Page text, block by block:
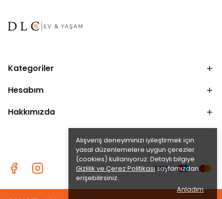
Alışveriş deneyiminizi iyileştirmek için
yasal düzenlemelere uygun çerezler
(cookies) kullanıyoruz. Detaylı bilgiye
Gizlilik ve Çerez Politikasısayfamızdan
erişebilirsiniz.
Anladım
Kategoriler
Hesabım
Hakkımızda